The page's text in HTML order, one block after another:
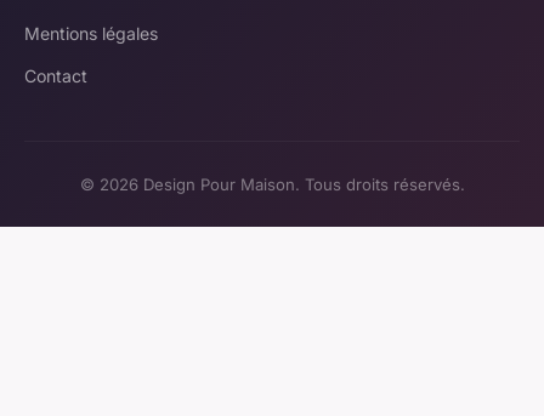
Mentions légales
Contact
© 2026 Design Pour Maison. Tous droits réservés.